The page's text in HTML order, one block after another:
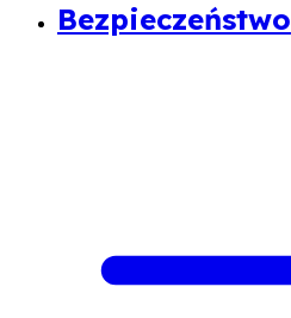
Bezpieczeństwo